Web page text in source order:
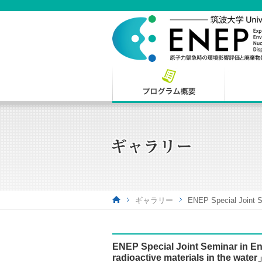
ギャラリー ENEP Special Joint
ENEP Special Joint Seminar in
radioactive materials in the water